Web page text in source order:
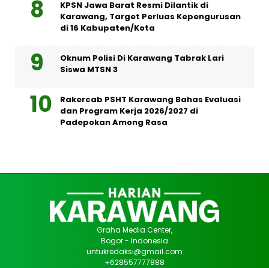
KPSN Jawa Barat Resmi Dilantik di
Karawang, Target Perluas Kepengurusan
di 16 Kabupaten/Kota
Oknum Polisi Di Karawang Tabrak Lari
Siswa MTSN 3
Rakercab PSHT Karawang Bahas Evaluasi
dan Program Kerja 2026/2027 di
Padepokan Among Rasa
Graha Media Center,
Bogor - Indonesia
untukredaksi@gmail.com
+628557777888